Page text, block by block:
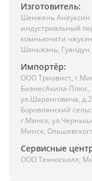
Изготовитель:
Шенжень Анеуксин
индустриальный
комньюнити
Шэньжэнь,
Импортёр:
ООО Триовист,
БизнесАкила-Плюс,
ул.Шаранговича,
Боровлянский
г.Минск,
Минск,
Сервисные
ООО Техноскилл,